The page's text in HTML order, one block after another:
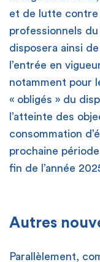
et de lutte contre
professionnels
disposera ainsi
l’entrée en
notamment pour
« obligés » du
l’atteinte des
consommation
prochaine
fin de l’année
Autres
Parallèlement,